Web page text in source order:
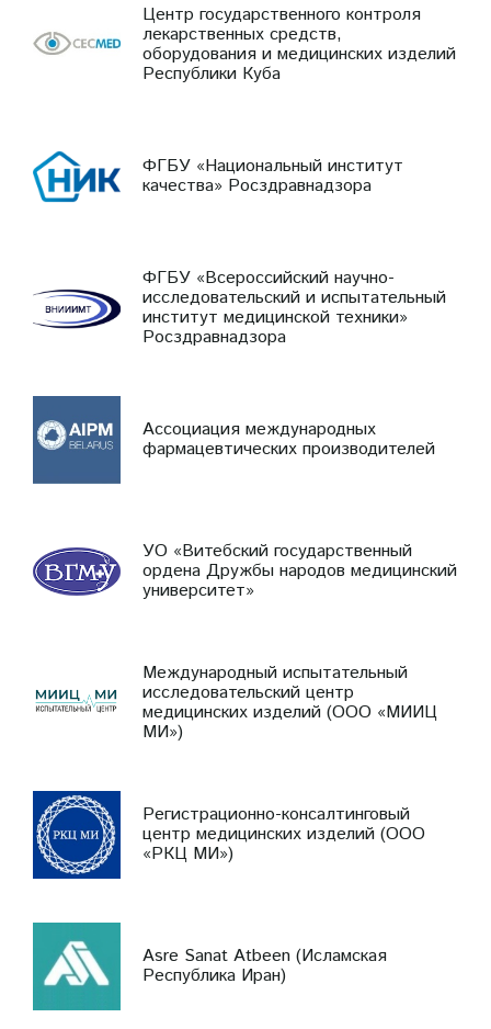
Центр государственного контроля
лекарственных средств,
оборудования и медицинских изделий
Республики Куба
ФГБУ «Национальный институт
качества» Росздравнадзора
ФГБУ «Всероссийский научно-
исследовательский и испытательный
институт медицинской техники»
Росздравнадзора
Ассоциация международных
фармацевтических производителей
УО «Витебский государственный
ордена Дружбы народов медицинский
университет»
Международный испытательный
исследовательский центр
медицинских изделий (ООО «МИИЦ
МИ»)
Регистрационно-консалтинговый
центр медицинских изделий (ООО
«РКЦ МИ»)
Asre Sanat Atbeen (Исламская
Республика Иран)